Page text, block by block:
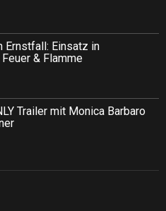
Ernstfall: Einsatz in
& Flamme
Trailer mit Monica Barbaro